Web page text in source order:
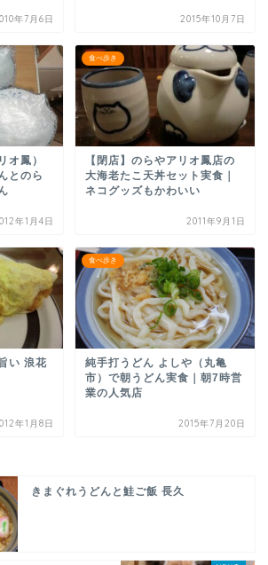
年7月6日 2015年10月7日
オ鳳）
とのら
年1月4日
食べ歩き
【閉店】のらやアリオ鳳店の
大海老たこ天丼セット実食｜
ネコグッズもかわいい
2011年9月1日
い 浪花
年1月8日
食べ歩き
純手打うどん よしや（丸亀
市）で朝うどん実食｜朝7時営
業の人気店
2015年7月20日
きまぐれうどんと鮭ご飯 長久